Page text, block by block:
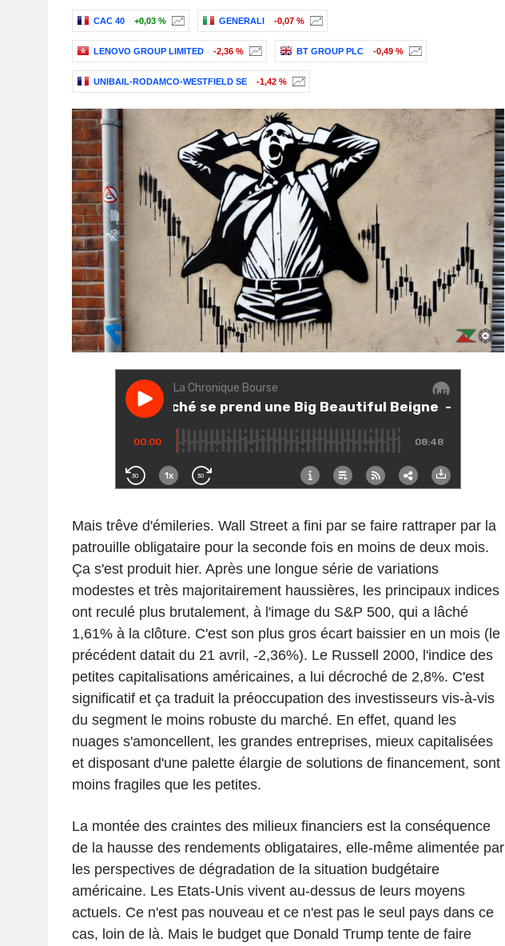
CAC 40 +0,03 % GENERALI -0,07 %
LENOVO GROUP LIMITED -2,36 % BT GROUP PLC -0,49 %
UNIBAIL-RODAMCO-WESTFIELD SE -1,42 %
Mais trêve d'émileries. Wall Street a fini par se faire rattraper par la
patrouille obligataire pour la seconde fois en moins de deux mois.
Ça s'est produit hier. Après une longue série de variations
modestes et très majoritairement haussières, les principaux indices
ont reculé plus brutalement, à l'image du S&P 500, qui a lâché
1,61% à la clôture. C'est son plus gros écart baissier en un mois (le
précédent datait du 21 avril, -2,36%). Le Russell 2000, l'indice des
petites capitalisations américaines, a lui décroché de 2,8%. C'est
significatif et ça traduit la préoccupation des investisseurs vis-à-vis
du segment le moins robuste du marché. En effet, quand les
nuages s'amoncellent, les grandes entreprises, mieux capitalisées
et disposant d'une palette élargie de solutions de financement, sont
moins fragiles que les petites.
La montée des craintes des milieux financiers est la conséquence
de la hausse des rendements obligataires, elle-même alimentée par
les perspectives de dégradation de la situation budgétaire
américaine. Les Etats-Unis vivent au-dessus de leurs moyens
actuels. Ce n'est pas nouveau et ce n'est pas le seul pays dans ce
cas, loin de là. Mais le budget que Donald Trump tente de faire